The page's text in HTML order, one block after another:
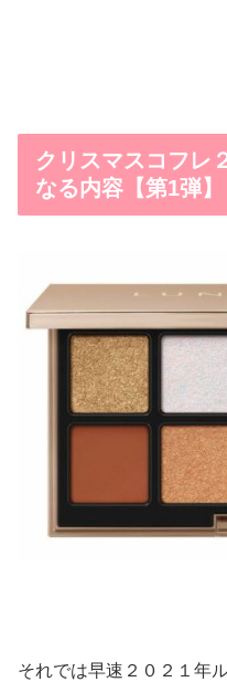
クリスマスコフレ
なる内容【第1弾】
それでは早速２０２１年